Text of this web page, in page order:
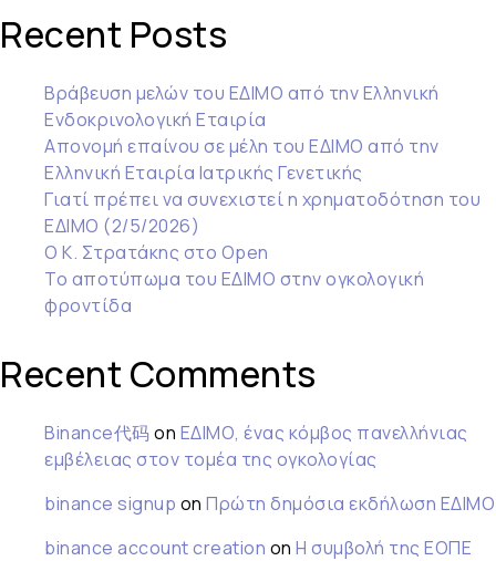
Recent Posts
Βράβευση μελών του ΕΔΙΜΟ από την Ελληνική
Ενδοκρινολογική Εταιρία
Απονομή επαίνου σε μέλη του ΕΔΙΜΟ από την
Ελληνική Εταιρία Ιατρικής Γενετικής
Γιατί πρέπει να συνεχιστεί η χρηματοδότηση του
ΕΔΙΜΟ (2/5/2026)
Ο Κ. Στρατάκης στο Open
Το αποτύπωμα του ΕΔΙΜΟ στην ογκολογική
φροντίδα
Recent Comments
Binance代码on ΕΔΙΜΟ, ένας κόμβος πανελλήνιας
εμβέλειας στον τομέα της ογκολογίας
binance signup on Πρώτη δημόσια εκδήλωση ΕΔΙΜΟ
binance account creation on Η συμβολή της ΕΟΠΕ